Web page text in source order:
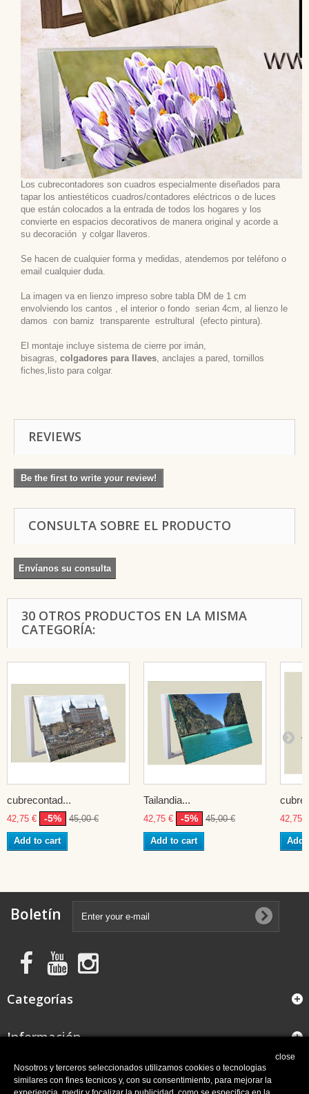
Los cubrecontadores son cuadros especialmente diseñados para
tapar los antiestéticos cuadros/contadores eléctricos o de luces
que están colocados a la entrada de todos los hogares y los
convierte en espacios decorativos de manera original y acorde a
su decoración y colgar llaveros.
Se hacen de cualquier forma y medidas, atendemos por teléfono o
email cualquier duda.
La imagen va en lienzo impreso sobre tabla DM de 1 cm
envolviendo los cantos , el interior o fondo serian 4cm, al lienzo le
damos con barniz transparente estrultural (efecto pintura).
El montaje incluye sistema de cierre por imán,
bisagras, colgadores para llaves , anclajes a pared, tornillos
fiches,listo para colgar.
REVIEWS
Be the first to write your review!
CONSULTA SOBRE EL PRODUCTO
Envíanos su consulta
30 OTROS PRODUCTOS EN LA MISMA
CATEGORÍA:
cubrecontad...
42,75 € -5% 45,00 €
Add to cart
Tailandia...
42,75 € -5% 45,00 €
Add to cart
42,75 €
Add
Boletín
Categorías
Información
close
Nosotros y terceros seleccionados utilizamos cookies o tecnologias
similares con fines tecnicos y, con su consentimiento, para mejorar la